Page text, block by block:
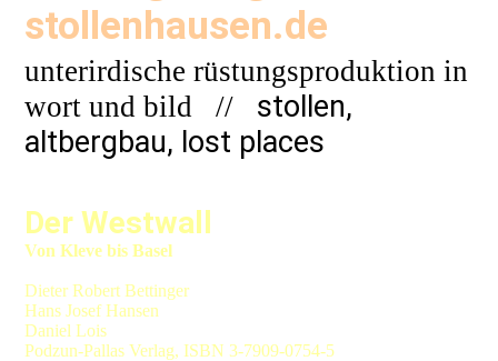
stollenhausen.de
unterirdische rüstungsproduktion in
wort und bild // stollen,
altbergbau, lost places
Der Westwall
Von Kleve bis Basel
Dieter Robert Bettinger
Hans Josef Hansen
Daniel Lois
Podzun-Pallas Verlag, ISBN 3-7909-0754-5